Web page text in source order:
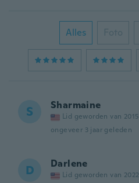
Alles Foto
S Sharmaine
Lid geworden van 2015
ongeveer 3 jaar geleden
D Darlene
Lid geworden van 2022